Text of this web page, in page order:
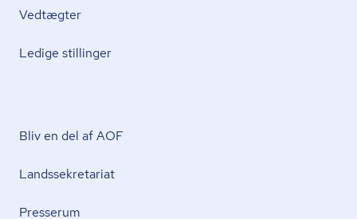
Vedtægter
Ledige stillinger
Bliv en del af AOF
Lands­se­kre­ta­ri­at
Presserum